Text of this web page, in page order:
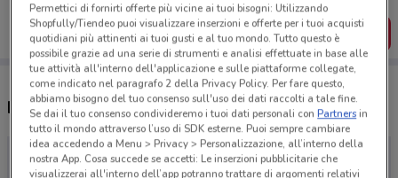
SCARICA L’APP
Negozi Eminflex a Vimercate
Permettici di fornirti offerte più vicine ai tuoi bisogni: Utilizzando
Shopfully/Tiendeo puoi visualizzare inserzioni e offerte per i tuoi acquisti
quotidiani più attinenti ai tuoi gusti e al tuo mondo. Tutto questo è
possibile grazie ad una serie di strumenti e analisi effettuate in base alle
tue attività all'interno dell'applicazione e sulle piattaforme collegate,
come indicato nel paragrafo 2 della Privacy Policy. Per fare questo,
abbiamo bisogno del tuo consenso sull'uso dei dati raccolti a tale fine.
Se dai il tuo consenso condivideremo i tuoi dati personali conPartnersin
tutto il mondo attraverso l’uso di SDK esterne. Puoi sempre cambiare
idea accedendo a Menu > Privacy > Personalizzazione, all’interno della
nostra App. Cosa succede se accetti: Le inserzioni pubblicitarie che
visualizzerai all'interno dell’app potranno trattare di argomenti relativi